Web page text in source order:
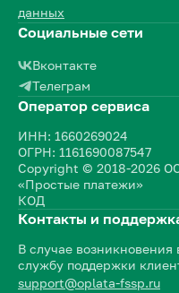
данных
Социальные сети
Вконтакте
Телеграм
Оператор сервиса
ИНН: 1660269024
ОГРН: 1161690087547
Copyright © 2018-2026
«Простые платежи»
КОД
Контакты и
В случае
службу поддержки
support@oplata-fssp.ru